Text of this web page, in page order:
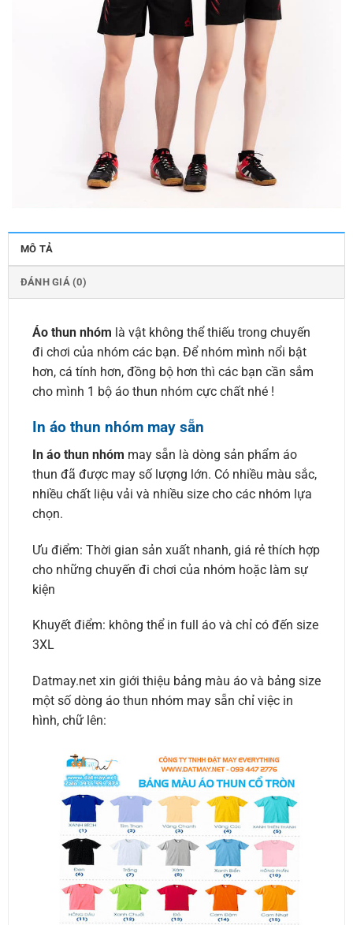
MÔ TẢ
ĐÁNH GIÁ (0)
Áo thun nhóm là vật không thể thiếu trong chuyến
đi chơi của nhóm các bạn. Để nhóm mình nổi bật
hơn, cá tính hơn, đồng bộ hơn thì các bạn cần sắm
cho mình 1 bộ áo thun nhóm cực chất nhé !
In áo thun nhóm may sẵn
In áo thun nhóm may sẵn là dòng sản phẩm áo
thun đã được may số lượng lớn. Có nhiều màu sắc,
nhiều chất liệu vải và nhiều size cho các nhóm lựa
chọn.
Ưu điểm: Thời gian sản xuất nhanh, giá rẻ thích hợp
cho những chuyến đi chơi của nhóm hoặc làm sự
kiện
Khuyết điểm: không thể in full áo và chỉ có đến size
3XL
Datmay.net xin giới thiệu bảng màu áo và bảng size
một số dòng áo thun nhóm may sẵn chỉ việc in
hình, chữ lên: